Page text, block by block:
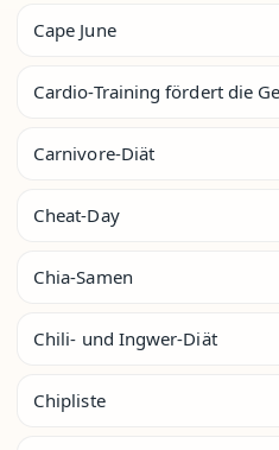
Cape June
Cardio-Training fördert die
Carnivore-Diät
Cheat-Day
Chia-Samen
Chili- und Ingwer-Diät
Chipliste